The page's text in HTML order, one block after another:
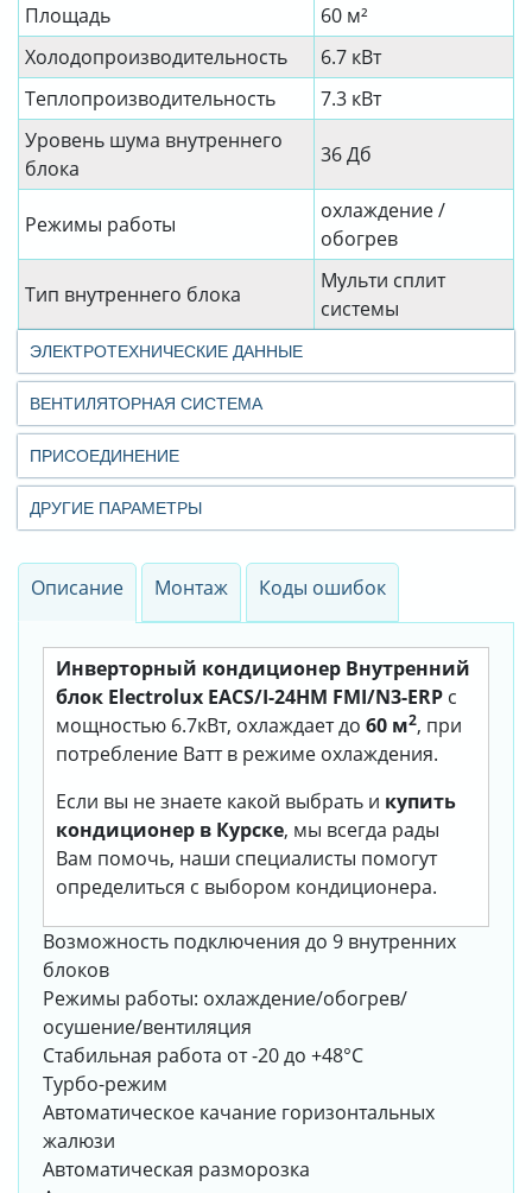
Площадь
60 м²
Холодопроизводительность
6.7 кВт
Теплопроизводительность
7.3 кВт
Уровень шума внутреннего
блока
36 Дб
Режимы работы
охлаждение /
обогрев
Тип внутреннего блока
Мульти сплит
системы
ЭЛЕКТРОТЕХНИЧЕСКИЕ ДАННЫЕ
ВЕНТИЛЯТОРНАЯ СИСТЕМА
ПРИСОЕДИНЕНИЕ
ДРУГИЕ ПАРАМЕТРЫ
Описание Монтаж Коды ошибок
Инверторный кондиционер Внутренний
блок Electrolux EACS/I-24HM FMI/N3-ERP с
мощностью 6.7кВт, охлаждает до 60 м2, при
потребление Ватт в режиме охлаждения.
Если вы не знаете какой выбрать и купить
кондиционер в Курске, мы всегда рады
Вам помочь, наши специалисты помогут
определиться с выбором кондиционера.
Возможность подключения до 9 внутренних
блоков
Режимы работы: охлаждение/обогрев/
осушение/вентиляция
Стабильная работа от -20 до +48°С
Турбо-режим
Автоматическое качание горизонтальных
жалюзи
Автоматическая разморозка